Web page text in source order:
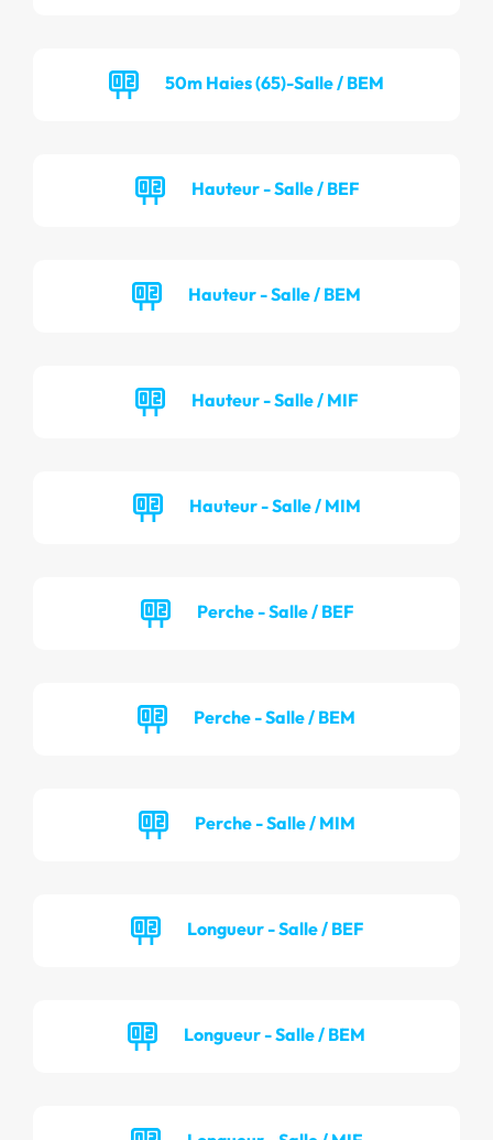
50m Haies (65)-Salle / BEM
Hauteur - Salle / BEF
Hauteur - Salle / BEM
Hauteur - Salle / MIF
Hauteur - Salle / MIM
Perche - Salle / BEF
Perche - Salle / BEM
Perche - Salle / MIM
Longueur - Salle / BEF
Longueur - Salle / BEM